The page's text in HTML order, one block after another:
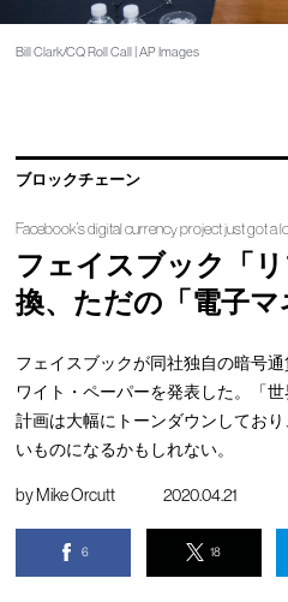
Bill Clark/CQ Roll Call | AP Images
ブロックチェーン
Facebook’s digital currency project just got a
フェイスブック「
換、ただの「電子マ
フェイスブックが同社独自の暗号
ワイト・ペーパーを発表した。「
計画は大幅にトーンダウンしてお
いものになるかもしれない。
byMike Orcutt 2020.04.21
6 18